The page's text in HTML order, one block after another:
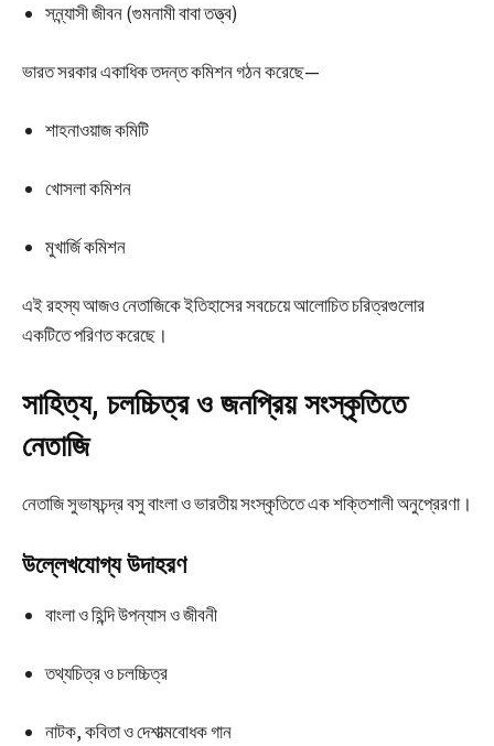
সন্ন্যাসী জীবন (গুমনামী বাবা তত্ত্ব)
ভারত সরকার একাধিক তদন্ত কমিশন গঠন করেছে—
শাহনাওয়াজ কমিটি
খোসলা কমিশন
মুখার্জি কমিশন
এই রহস্য আজও নেতাজিকে ইতিহাসের সবচেয়ে আলোচিত চরিত্রগুলোর
একটিতে পরিণত করেছে।
সাহিত্য, চলচ্চিত্র ও জনপ্রিয় সংস্কৃতিতে
নেতাজি
নেতাজি সুভাষচন্দ্র বসু বাংলা ও ভারতীয় সংস্কৃতিতে এক শক্তিশালী অনুপ্রেরণা।
উল্লেখযোগ্য উদাহরণ
বাংলা ও হিন্দি উপন্যাস ও জীবনী
তথ্যচিত্র ও চলচ্চিত্র
নাটক, কবিতা ও দেশাত্মবোধক গান